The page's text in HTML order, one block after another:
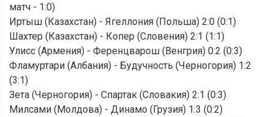
матч - 1:0)
Иртыш (Казахстан) - Ягеллония (Польша) 2:0 (0:1)
Шахтер (Казахстан) - Копер (Словения) 2:1 (1:1)
Улисс (Армения) - Ференцварош (Венгрия) 0:2 (0:3)
Фламуртари (Албания) - Будучность (Черногория) 1:2
(3:1)
Зета (Черногория) - Спартак (Словакия) 2:1 (0:3)
Милсами (Молдова) - Динамо (Грузия) 1:3 (0:2)